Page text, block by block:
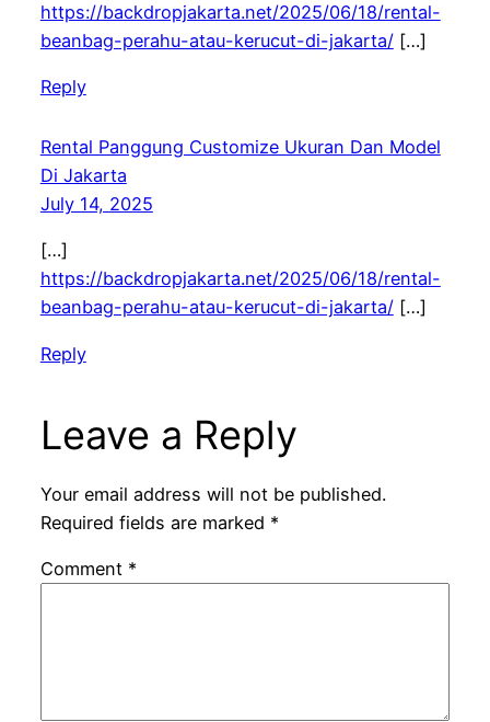
https://backdropjakarta.net/2025/06/18/rental-
beanbag-perahu-atau-kerucut-di-jakarta/[…]
Reply
Rental Panggung Customize Ukuran Dan Model
Di Jakarta
July 14, 2025
[…]
https://backdropjakarta.net/2025/06/18/rental-
beanbag-perahu-atau-kerucut-di-jakarta/[…]
Reply
Leave a Reply
Your email address will not be published.
Required fields are marked *
Comment *